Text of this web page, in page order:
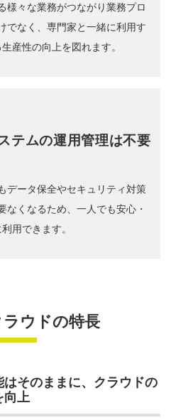
様々な業務がつながり業務プロ
でなく、専門家と一緒に利用す
産性の向上を図れます。
テムの運用管理は不要
データ保全やセキュリティ対策
なくなるため、一人でも安心・
用できます。
ウドの特長
そのままに、クラウドの
向上